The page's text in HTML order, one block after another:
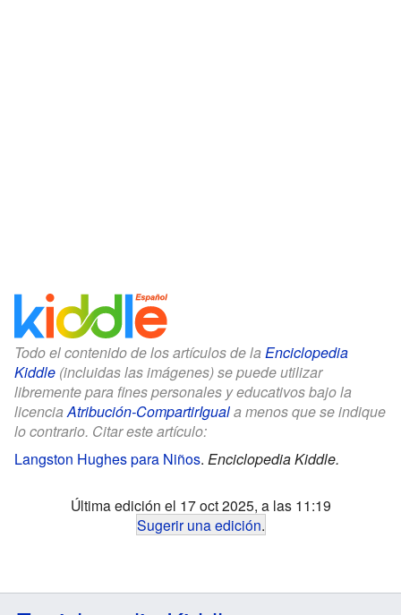
Todo el contenido de los artículos de la Enciclopedia
Kiddle (incluidas las imágenes) se puede utilizar
libremente para fines personales y educativos bajo la
licencia Atribución-CompartirIguala menos que se indique
lo contrario. Citar este artículo:
Langston Hughes para Niños. Enciclopedia Kiddle.
Última edición el 17 oct 2025, a las 11:19
Sugerir una edición.